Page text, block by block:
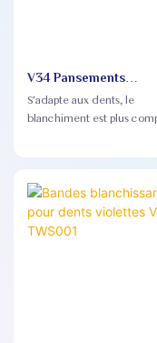
V34 Pansements
blanchissants violets
forme de U TWS003
S'adapte aux dents, le
blanchiment est plus
conception d'ingénierie
buccale professionnelle,
peut s'adapter aux